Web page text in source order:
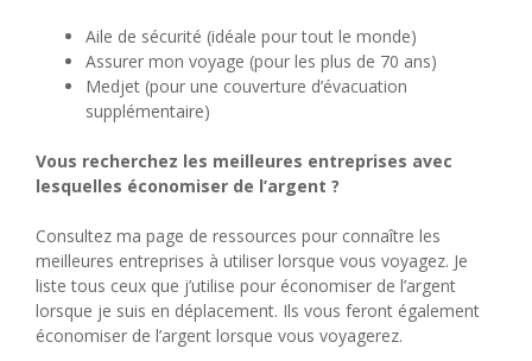
Aile de sécurité (idéale pour tout le monde)
Assurer mon voyage (pour les plus de 70 ans)
Medjet (pour une couverture d’évacuation
supplémentaire)
Vous recherchez les meilleures entreprises avec
lesquelles économiser de l’argent ?
Consultez ma page de ressources pour connaître les
meilleures entreprises à utiliser lorsque vous voyagez. Je
liste tous ceux que j’utilise pour économiser de l’argent
lorsque je suis en déplacement. Ils vous feront également
économiser de l’argent lorsque vous voyagerez.